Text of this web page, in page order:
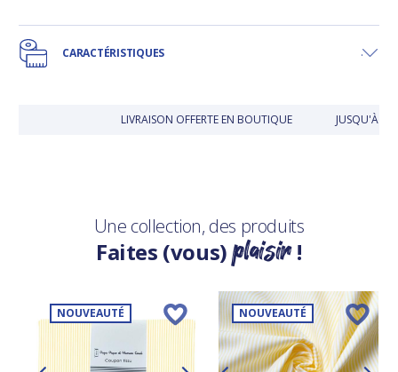
CARACTÉRISTIQUES
LIVRAISON OFFERTE EN BOUTIQUE JUSQU'À 30
Une collection, des produits
Faites (vous)plaisir!
NOUVEAUTÉ NOUVEAUTÉ